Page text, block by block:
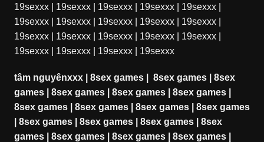
19sexxx
19sexxx 19sexxx 19sexxx 19sexxx
19sexxx
19sexxx 19sexxx 19sexxx 19sexxx
19sexxx
19sexxx 19sexxx 19sexxx 19sexxx
19sexxx
19sexxx 19sexxx| 19sexxx
tâm nguyênxxx 8sex games| 8sex games| 8sex
games| 8sex games| 8sex games| 8sex games|
8sex games| 8sex games| 8sex games| 8sex games
8sex games| 8sex games| 8sex games| 8sex
games| 8sex games| 8sex games| 8sex games|